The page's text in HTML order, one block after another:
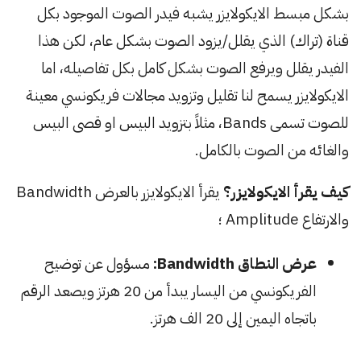
بشكل مبسط الايكولايزر يشبه فيدر الصوت الموجود بكل
قناة (تراك) الذي يقلل/يزود الصوت بشكل عام، لكن هذا
الفيدر يقلل ويرفع الصوت بشكل كامل بكل تفاصيله، اما
الايكولايزر يسمح لنا تقليل وتزويد مجالات فريكونسي معينة
للصوت تسمى Bands، مثلاً بتزويد البيس او قصى البيس
والغائه من الصوت بالكامل.
كيف يقرأ الايكولايزر؟
يقرأ الايكولايزر بالعرض Bandwidth
والارتفاع Amplitude ؛
عرض النطاق Bandwidth:
مسؤول عن توضيح
الفريكونسي من اليسار يبدأ من 20 هرتز ويصعد الرقم
باتجاه اليمين إلى 20 الف هرتز.